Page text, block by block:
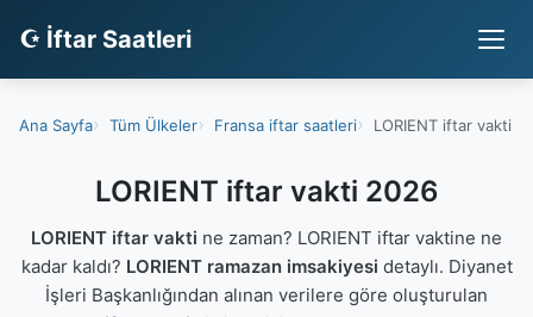
☪ İftar Saatleri
Ana Sayfa Tüm Ülkeler Fransa iftar saatleri LORIENT iftar vakti
LORIENT iftar vakti 2026
LORIENT iftar vakti ne zaman? LORIENT iftar vaktine ne
kadar kaldı? LORIENT ramazan imsakiyesi detaylı. Diyanet
İşleri Başkanlığından alınan verilere göre oluşturulan